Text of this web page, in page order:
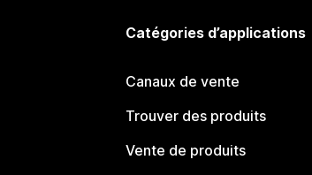
Catégories d’applications
Canaux de vente
Trouver des produits
Vente de produits